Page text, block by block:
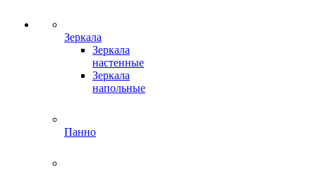
Зеркала
Зеркала
настенные
Зеркала
напольные
Панно